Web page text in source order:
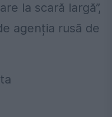
la scară largă”,
agenția rusă de